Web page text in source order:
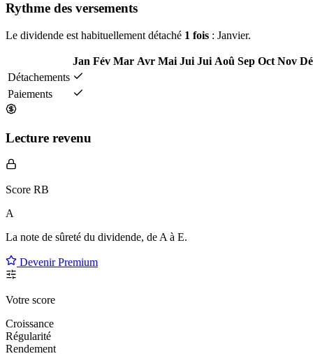
Rythme des versements
Le dividende est habituellement détaché 1 fois : Janvier.
Jan Fév Mar Avr Mai Jui Jui Aoû Sep Oct Nov
Détachements
Paiements
Lecture revenu
Score RB
A
La note de sûreté du dividende, de A à E.
Devenir Premium
Votre score
Croissance
Régularité
Rendement